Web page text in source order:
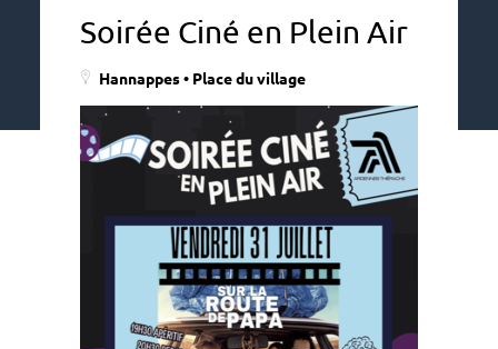
Soirée Ciné en Plein Air
Hannappes • Place du village